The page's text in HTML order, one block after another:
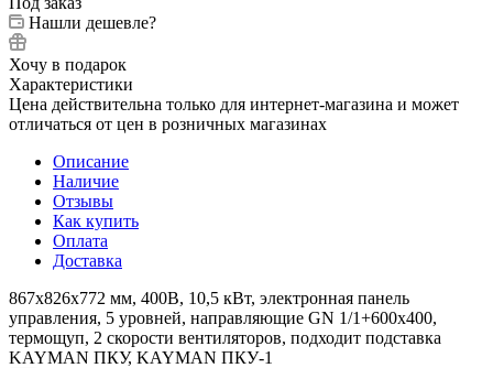
Нашли дешевле?
Хочу в подарок
Характеристики
Цена действительна только для интернет-магазина и может
отличаться от цен в розничных магазинах
Описание
Наличие
Отзывы
Как купить
Оплата
Доставка
867х826х772 мм, 400В, 10,5 кВт, электронная панель
управления, 5 уровней, направляющие GN 1/1+600x400,
термощуп, 2 скорости вентиляторов, подходит подставка
KAYMAN ПКУ, KAYMAN ПКУ-1